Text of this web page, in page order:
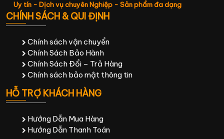
Uy tín - Dịch vụ chuyên Nghiệp - Sản phẩm đa dạng
CHÍNH SÁCH & QUI ĐỊNH
Chính sách vận chuyển
Chính Sách Bảo Hành
Chính Sách Đổi – Trả Hàng
Chính sách bảo mật thông tin
HỖ TRỢ KHÁCH HÀNG
Hướng Dẫn Mua Hàng
Hướng Dẫn Thanh Toán